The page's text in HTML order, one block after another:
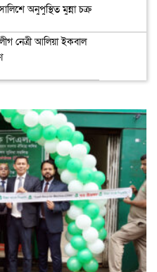
অনুপুস্থিত মুন্না চক্র
নেত্রী আলিয়া ইকবাল